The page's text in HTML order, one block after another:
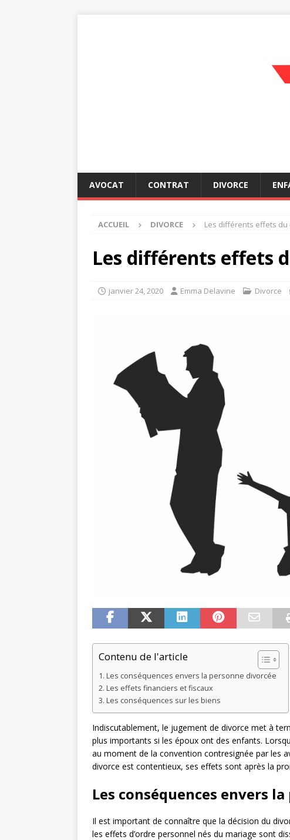
AVOCAT CONTRAT DIVORCE
ACCUEIL DIVORCE Les différents effets du
Les différents effets
janvier 24, 2020 Emma Delavine Divorce
Contenu de l'article
Les conséquences envers la personne divorcée
Les effets financiers et fiscaux
Les conséquences sur les biens
Indiscutablement, le jugement de divorce met à
plus importants si les époux ont des enfants.
au moment de la convention contresignée par les
divorce est contentieux, ses effets sont après la
Les conséquences envers
Il est important de connaître que la décision du
les effets d’ordre personnel nés du mariage sont